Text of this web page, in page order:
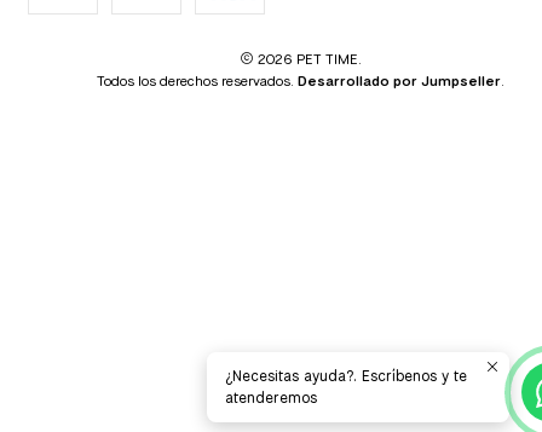
2026 PET TIME.
Todos los derechos reservados. Desarrollado por Jumpseller.
¿Necesitas ayuda?. Escríbenos y te
atenderemos